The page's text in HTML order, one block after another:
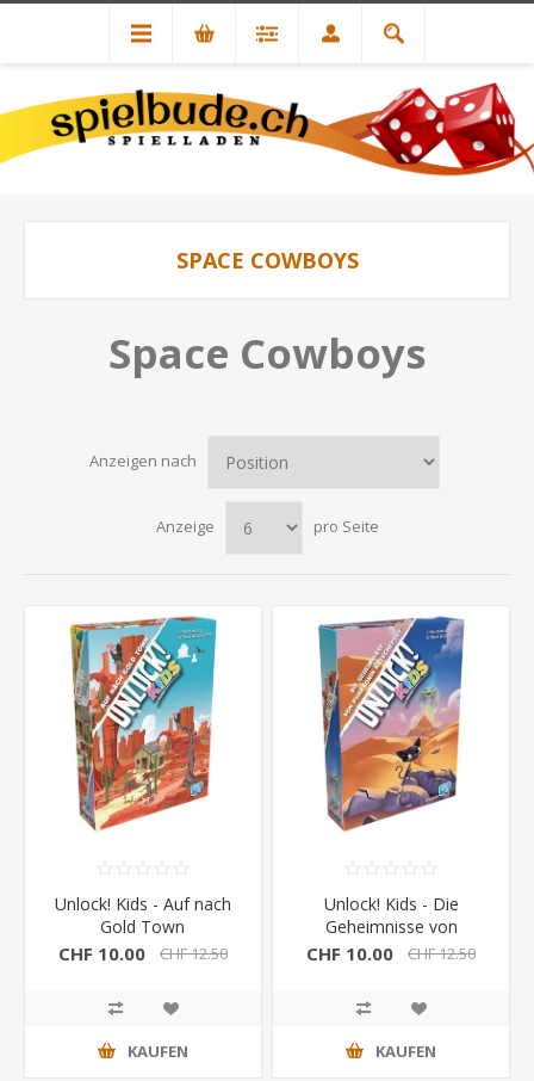
SPACE COWBOYS
Space Cowboys
Anzeigen nach
Anzeige pro Seite
Unlock! Kids - Auf nach
Gold Town
CHF 10.00 CHF 12.50
KAUFEN
Unlock! Kids - Die
Geheimnisse von
Pharaonin Hatschepsut
CHF 10.00 CHF 12.50
KAUFEN